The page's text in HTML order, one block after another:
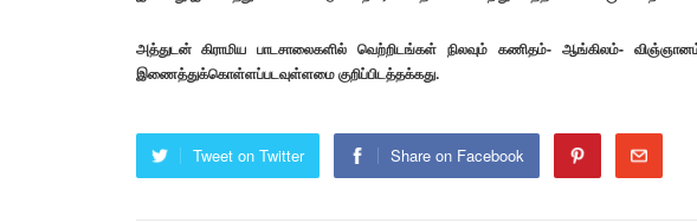
அத்துடன் கிராமிய பாடசாலைகளில் வெற்றிடங்கள் நிலவும் கணிதம்- ஆங்கிலம்-
இணைத்துக்கொள்ளப்படவுள்ளமை குறிப்பிடத்தக்கது.
Tweet on Twitter Share on Facebook